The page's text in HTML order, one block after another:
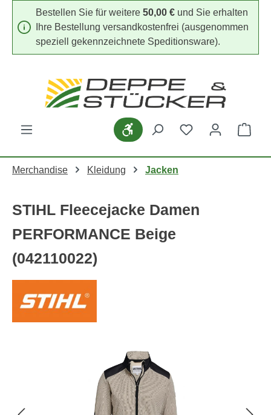
Zum Hauptinhalt springen
Bestellen Sie für weitere 50,00 € und Sie erhalten
Ihre Bestellung versandkostenfrei (ausgenommen
speziell gekennzeichnete Speditionsware).
Werkzeugleiste anzeigen
Du hast 0
Merchandise Kleidung Jacken
STIHL Fleecejacke Damen
PERFORMANCE Beige
(042110022)